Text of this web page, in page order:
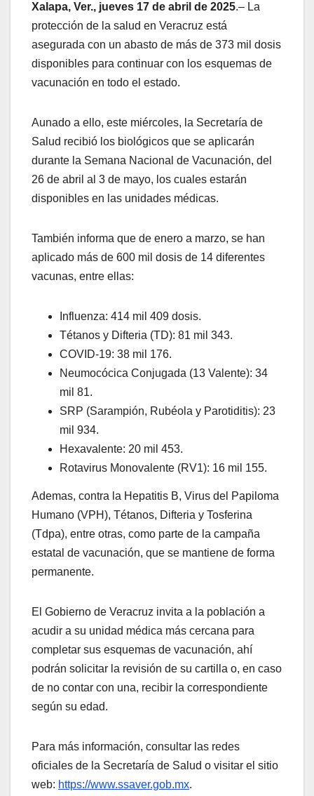
Xalapa, Ver., jueves 17 de abril de 2025.– La
protección de la salud en Veracruz está
asegurada con un abasto de más de 373 mil dosis
disponibles para continuar con los esquemas de
vacunación en todo el estado.
Aunado a ello, este miércoles, la Secretaría de
Salud recibió los biológicos que se aplicarán
durante la Semana Nacional de Vacunación, del
26 de abril al 3 de mayo, los cuales estarán
disponibles en las unidades médicas.
También informa que de enero a marzo, se han
aplicado más de 600 mil dosis de 14 diferentes
vacunas, entre ellas:
Influenza: 414 mil 409 dosis.
Tétanos y Difteria (TD): 81 mil 343.
COVID-19: 38 mil 176.
Neumocócica Conjugada (13 Valente): 34
mil 81.
SRP (Sarampión, Rubéola y Parotiditis): 23
mil 934.
Hexavalente: 20 mil 453.
Rotavirus Monovalente (RV1): 16 mil 155.
Ademas, contra la Hepatitis B, Virus del Papiloma
Humano (VPH), Tétanos, Difteria y Tosferina
(Tdpa), entre otras, como parte de la campaña
estatal de vacunación, que se mantiene de forma
permanente.
El Gobierno de Veracruz invita a la población a
acudir a su unidad médica más cercana para
completar sus esquemas de vacunación, ahí
podrán solicitar la revisión de su cartilla o, en caso
de no contar con una, recibir la correspondiente
según su edad.
Para más información, consultar las redes
oficiales de la Secretaría de Salud o visitar el sitio
web: https://www.ssaver.gob.mx.